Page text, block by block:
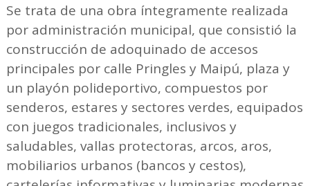
Se trata de una obra íntegramente realizada
por administración municipal, que consistió la
construcción de adoquinado de accesos
principales por calle Pringles y Maipú, plaza y
un playón polideportivo, compuestos por
senderos, estares y sectores verdes, equipados
con juegos tradicionales, inclusivos y
saludables, vallas protectoras, arcos, aros,
mobiliarios urbanos (bancos y cestos),